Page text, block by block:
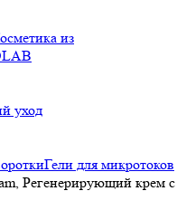
из
уход
Гели для микротоков
Регенерирующий крем с